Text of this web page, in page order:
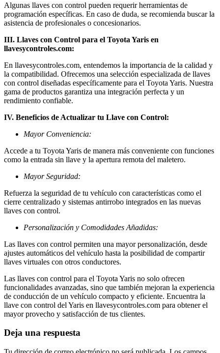
Algunas llaves con control pueden requerir herramientas de
programación específicas. En caso de duda, se recomienda buscar la
asistencia de profesionales o concesionarios.
III. Llaves con Control para el Toyota Yaris en
llavesycontroles.com:
En llavesycontroles.com, entendemos la importancia de la calidad y
la compatibilidad. Ofrecemos una selección especializada de llaves
con control diseñadas específicamente para el Toyota Yaris. Nuestra
gama de productos garantiza una integración perfecta y un
rendimiento confiable.
IV. Beneficios de Actualizar tu Llave con Control:
Mayor Conveniencia:
Accede a tu Toyota Yaris de manera más conveniente con funciones
como la entrada sin llave y la apertura remota del maletero.
Mayor Seguridad:
Refuerza la seguridad de tu vehículo con características como el
cierre centralizado y sistemas antirrobo integrados en las nuevas
llaves con control.
Personalización y Comodidades Añadidas:
Las llaves con control permiten una mayor personalización, desde
ajustes automáticos del vehículo hasta la posibilidad de compartir
llaves virtuales con otros conductores.
Las llaves con control para el Toyota Yaris no solo ofrecen
funcionalidades avanzadas, sino que también mejoran la experiencia
de conducción de un vehículo compacto y eficiente. Encuentra la
llave con control del Yaris en llavesycontroles.com para obtener el
mayor provecho y satisfacción de tus clientes.
Deja una respuesta